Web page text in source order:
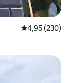
Średnia
4,95 (230)